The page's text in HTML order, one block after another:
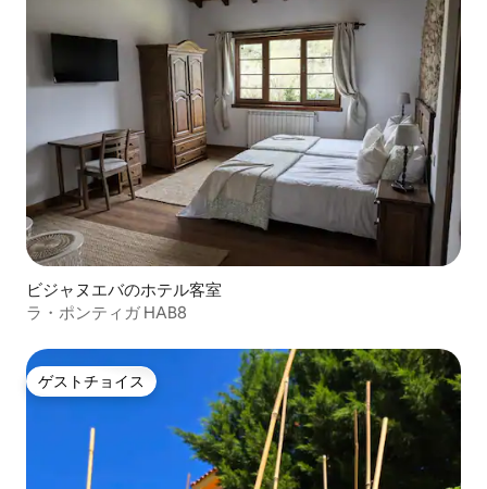
ビジャヌエバのホテル客室
ラ・ポンティガ HAB8
ゲストチョイス
ゲストチョイス